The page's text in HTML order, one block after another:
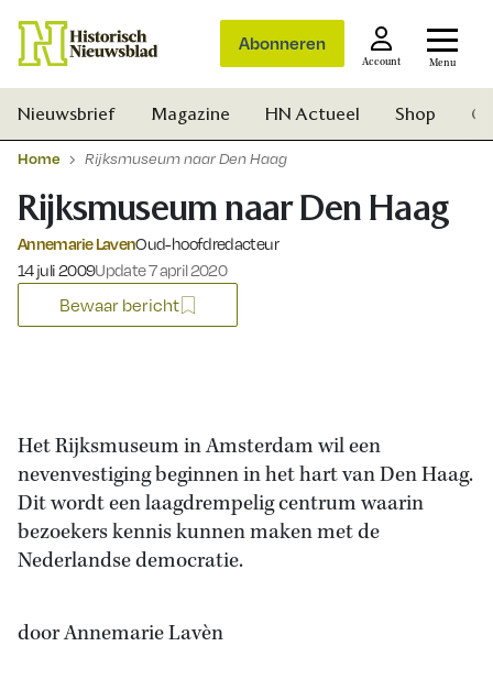
Abonneren
Account Menu
Zoek
Nieuwsbrief Magazine HN Actueel Shop
Home Rijksmuseum naar Den Haag
Rijksmuseum naar Den Haag
Annemarie LavenOud-hoofdredacteur
Gepubliceerd op:
14 juli 2009Update 7 april 2020
Bewaar bericht
Het Rijksmuseum in Amsterdam wil een
nevenvestiging beginnen in het hart van Den Haag.
Dit wordt een laagdrempelig centrum waarin
bezoekers kennis kunnen maken met de
Nederlandse democratie.
door Annemarie Lavèn